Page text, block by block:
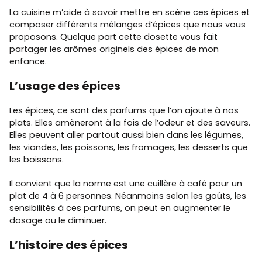
La cuisine m’aide à savoir mettre en scène ces épices et
composer différents mélanges d’épices que nous vous
proposons. Quelque part cette dosette vous fait
partager les arômes originels des épices de mon
enfance.
L’usage des épices
Les épices, ce sont des parfums que l’on ajoute à nos
plats. Elles amèneront à la fois de l’odeur et des saveurs.
Elles peuvent aller partout aussi bien dans les légumes,
les viandes, les poissons, les fromages, les desserts que
les boissons.
Il convient que la norme est une cuillère à café pour un
plat de 4 à 6 personnes. Néanmoins selon les goûts, les
sensibilités à ces parfums, on peut en augmenter le
dosage ou le diminuer.
L’histoire des épices